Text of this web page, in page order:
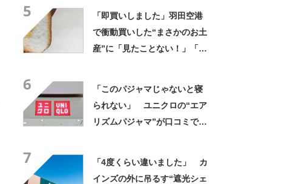
5
「即買いしました」羽田空港
で衝動買いした“まさかのお土
産”に「見たことない！」「み
6
「このパジャマじゃないと寝
られない」 ユニクロの“エア
リズムパジャマ”が口コミで好
7
「4度くらい違いました」 カ
インズの外に吊るす“遮光シェ